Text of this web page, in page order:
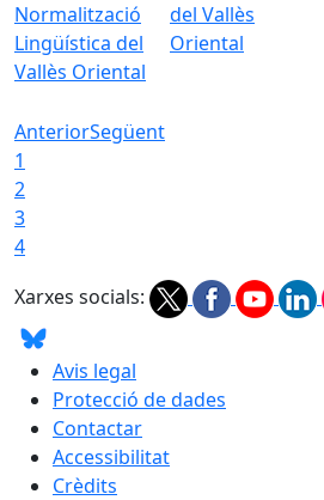
Normalització
Lingüística del
Vallès Oriental
del Vallès
Oriental
AnteriorSegüent
1
2
3
4
Xarxes socials:
Avis legal
Protecció de dades
Contactar
Accessibilitat
Crèdits